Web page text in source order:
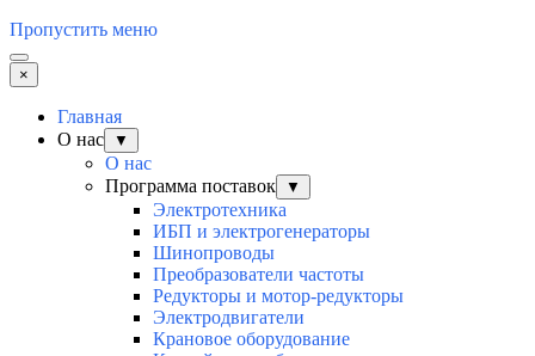
Пропустить меню
×
Главная
О нас
▼
О нас
Программа поставок
▼
Электротехника
ИБП и электрогенераторы
Шинопроводы
Преобразователи частоты
Редукторы и мотор-редукторы
Электродвигатели
Крановое оборудование